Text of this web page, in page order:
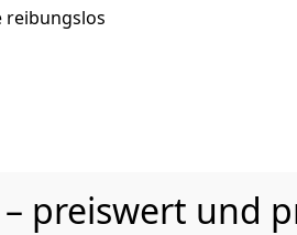
reibungslos
preiswert und